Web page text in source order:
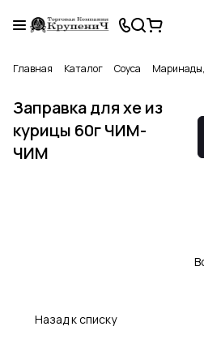
Главная Каталог Соуса Маринады,
Заправка для хе из
курицы 60г ЧИМ-
ЧИМ
Назад к списку